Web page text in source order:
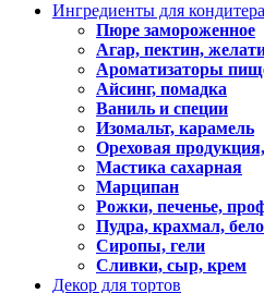
Ингредиенты для кондитера
Пюре замороженное
Агар, пектин,
Ароматизаторы
Айсинг, помадка
Ваниль и специи
Изомальт, карамель
Ореховая
Мастика сахарная
Марципан
Рожки, печенье,
Пудра, крахмал,
Сиропы, гели
Сливки, сыр, крем
Декор для тортов